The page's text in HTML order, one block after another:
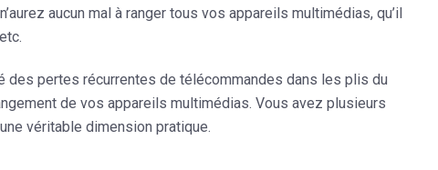
aucun mal à ranger tous vos appareils multimédias, qu’il
des pertes récurrentes de télécommandes dans les plis du
de vos appareils multimédias. Vous avez plusieurs
véritable dimension pratique.